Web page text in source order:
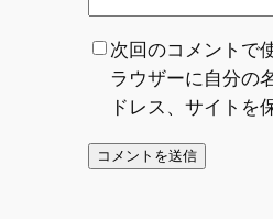
次回のコメントで
ラウザーに自分の
ドレス、サイトを